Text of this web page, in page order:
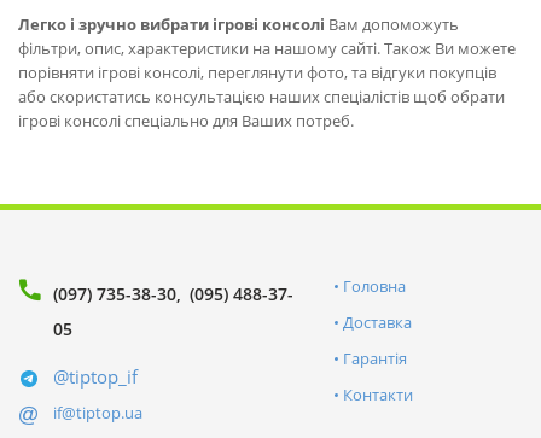
Легко і зручно вибрати ігрові консолі Вам допоможуть
фільтри, опис, характеристики на нашому сайті. Також Ви можете
порівняти ігрові консолі, переглянути фото, та відгуки покупців
або скористатись консультацією наших спеціалістів щоб обрати
ігрові консолі спеціально для Ваших потреб.
(097) 735-38-30 (095) 488-37-
05
@tiptop_if
if@tiptop.ua
Головна
Доставка
Гарантія
Контакти